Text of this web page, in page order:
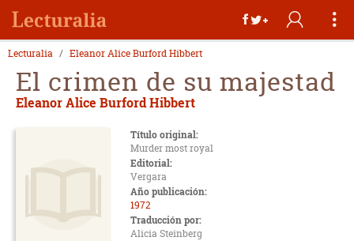
Lecturalia Eleanor Alice Burford Hibbert
El crimen de su majestad
Eleanor Alice Burford Hibbert
Título original:
Murder most royal
Editorial:
Vergara
Año publicación:
1972
Traducción por:
Alicia Steinberg